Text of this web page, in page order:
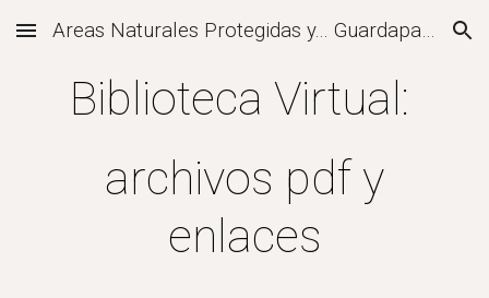
Skip to main content Skip to navigation
Areas Naturales Protegidas y... Guardaparques
Biblioteca Virtual:
archivos pdf y
enlaces